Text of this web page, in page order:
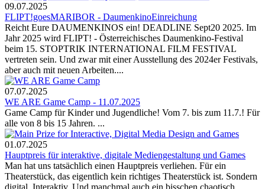
09.07.2025
FLIPT!goesMARIBOR - DaumenkinoEinreichung
Reicht Eure DAUMENKINOS ein! DEADLINE Sept20 2025. Im
Jahr 2025 wird FLIPT! - Österreichisches Daumenkino-Festival
beim 15. STOPTRIK INTERNATIONAL FILM FESTIVAL
vertreten sein. Und zwar mit einer Ausstellung des 2024er Festivals,
aber auch mit neuen Arbeiten....
07.07.2025
WE ARE Game Camp - 11.07.2025
Game Camp für Kinder und Jugendliche! Vom 7. bis zum 11.7.! Für
alle von 8 bis 15 Jahren. ...
01.07.2025
Hauptpreis für interaktive, digitale Mediengestaltung und Games
Man hat uns tatsächlich einen Hauptpreis verliehen. Für ein
Theaterstück, das eigentlich kein richtiges Theaterstück ist. Sondern
digital. Interaktiv. Und manchmal auch ein bisschen chaotisch....